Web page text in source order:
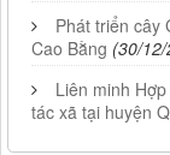
Phát triển cây
Cao Bằng (30/
Liên minh
tác xã tại huyện